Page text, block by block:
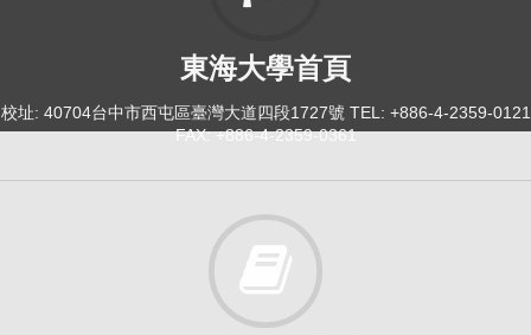
東海大學首頁
校址: 40704台中市西屯區臺灣大道四段1727號 TEL: +886-4-2359-0121
FAX: +886-4-2359-0361